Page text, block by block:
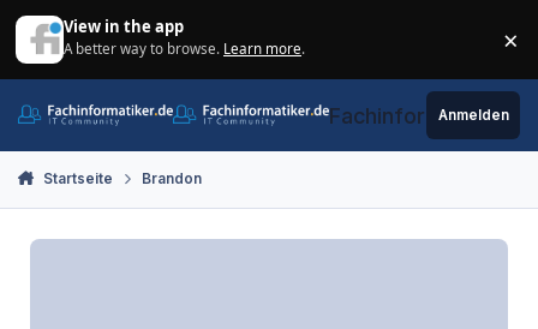
View in the app
A better way to browse. Learn more. ×
Fachinformatiker.de
Anmelden
Startseite Brandon